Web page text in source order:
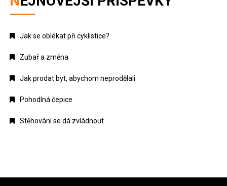
Jak se oblékat při cyklistice?
Zubař a změna
Jak prodat byt, abychom neprodělali
Pohodlná čepice
Stěhování se dá zvládnout